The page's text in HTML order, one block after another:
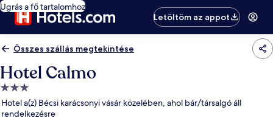
Ugrás a fő tartalomhoz
Letöltöm az appot
Összes szállás megtekintése
Hotel Calmo
3.0
csillagos
szálláshely
Hotel a(z) Bécsi karácsonyi vásár közelében, ahol bár/társalgó áll
rendelkezésre